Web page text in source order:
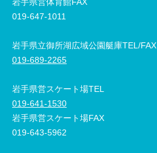
019-647-1011
岩手県立御所湖広域公園艇庫TEL/FAX
019-689-2265
岩手県営スケート場TEL
019-641-1530
岩手県営スケート場FAX
019-643-5962